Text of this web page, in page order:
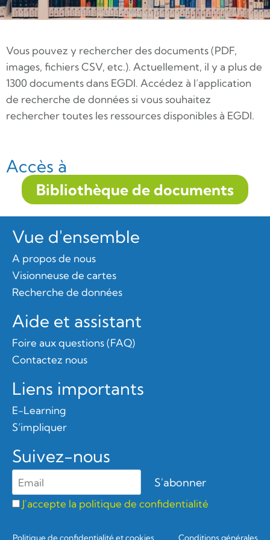
Vous pouvez y rechercher des documents (PDF,
images, fichiers CSV, etc.). Actuellement, il y a plus de
1300 documents dans EGDI. Accédez à l’application
de recherche de données si vous souhaitez
rechercher toutes les ressources disponibles à EGDI.
Accès à
Bibliothèque de documents
Vue d'ensemble
A propos de nous
Visionneuse de cartes
Recherche de données
Aide et assistant
Foire aux questions (FAQ)
Contactez nous
Liens importants
E-Learning
S’impliquer
Suivez-nous
J'accepte la politique de confidentialité
Politique de confidentialité et cookies Conditions générales